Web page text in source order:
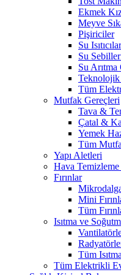
Ekmek
Meyve
Pişiriciler
Su
Su
Su Arıtma
Tüm
Mutfak Gereçleri
Tava &
Çatal &
Yemek
Tüm
Yapı Aletleri
Hava Temizleme
Fırınlar
Mini
Tüm
Isıtma ve
Tüm
Tüm Elektrikli